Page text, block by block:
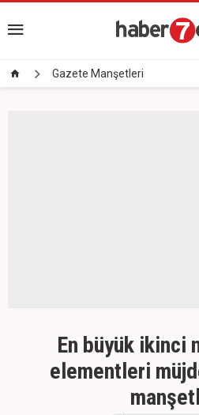
Gazete Manşetleri
En büyük ikinci
elementleri